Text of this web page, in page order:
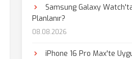
Samsung Galaxy
Planlanır?
08.08.2026
iPhone 16 Pro Max'te